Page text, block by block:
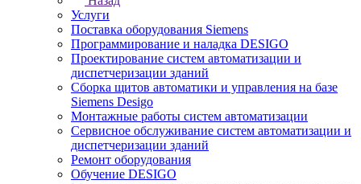
Услуги
Поставка оборудования Siemens
Программирование и наладка DESIGO
Проектирование систем автоматизации и
диспетчеризации зданий
Сборка щитов автоматики и управления на базе
Siemens Desigo
Монтажные работы систем автоматизации
Сервисное обслуживание систем автоматизации и
диспетчеризации зданий
Ремонт оборудования
Обучение DESIGO